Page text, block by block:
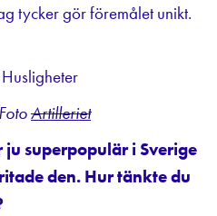
tycker gör föremålet unikt.
Artilleriet
ju superpopulär i Sverige
den. Hur tänkte du